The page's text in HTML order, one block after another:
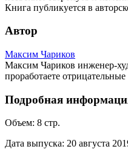
Книга публикуется в
Автор
Максим Чариков
Максим Чариков инженер-
проработаете
Подробная
Объем: 8 стр.
Дата выпуска: 20 августа